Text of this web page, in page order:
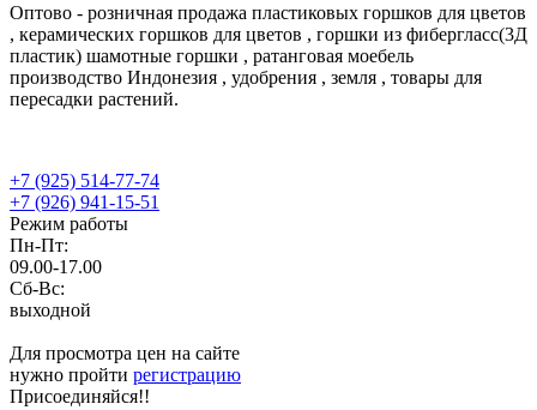
Оптово - розничная продажа пластиковых горшков для цветов
, керамических горшков для цветов , горшки из фибергласс(3Д
пластик) шамотные горшки , ратанговая моебель
производство Индонезия , удобрения , земля , товары для
пересадки растений.
+7 (925) 514-77-74
+7 (926) 941-15-51
Режим работы
Пн-Пт:
09.00-17.00
Сб-Вс:
выходной
Для просмотра цен на сайте
нужно пройти регистрацию
Присоединяйся!!